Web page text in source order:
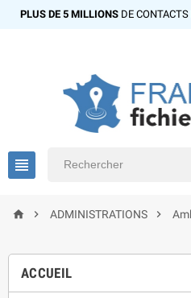
PLUS DE 5 MILLIONS DE

  ADMINISTRATIONS 
ACCUEIL